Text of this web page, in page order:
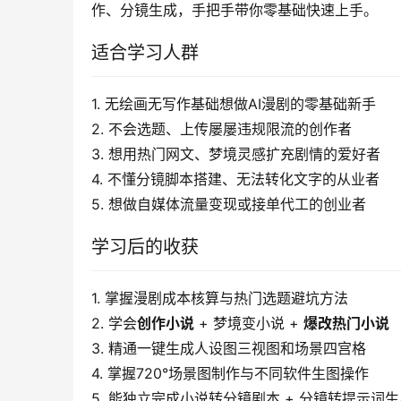
作、分镜生成，手把手带你零基础快速上手。
适合学习人群
1. 无绘画无写作基础想做AI漫剧的零基础新手
2. 不会选题、上传屡屡违规限流的创作者
3. 想用热门网文、梦境灵感扩充剧情的爱好者
4. 不懂分镜脚本搭建、无法转化文字的从业者
5. 想做自媒体流量变现或接单代工的创业者
学习后的收获
1. 掌握漫剧成本核算与热门选题避坑方法
2. 学会创作小说 + 梦境变小说 + 爆改热门小说
3. 精通一键生成人设图三视图和场景四宫格
4. 掌握720°场景图制作与不同软件生图操作